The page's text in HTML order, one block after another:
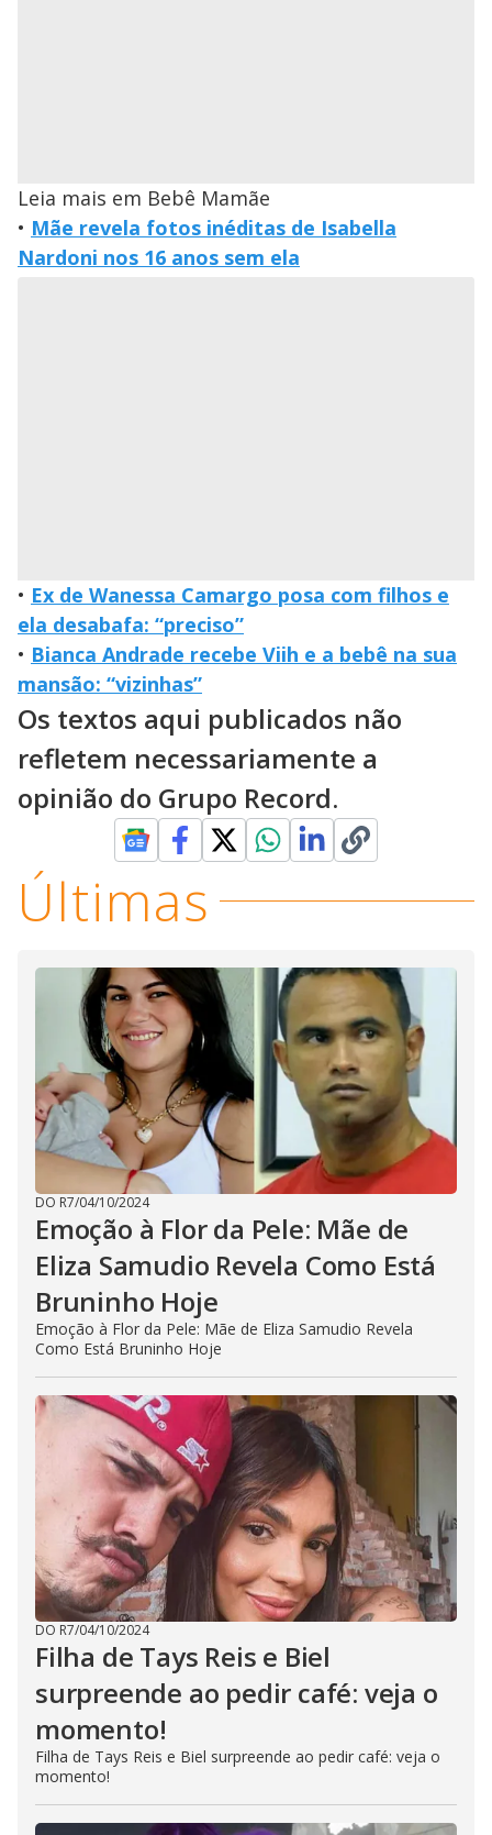
Leia mais em Bebê Mamãe
• Mãe revela fotos inéditas de Isabella
Nardoni nos 16 anos sem ela
• Ex de Wanessa Camargo posa com filhos e
ela desabafa: “preciso”
• Bianca Andrade recebe Viih e a bebê na sua
mansão: “vizinhas”
Os textos aqui publicados não
refletem necessariamente a
opinião do Grupo Record.
Últimas
DO R7/04/10/2024
Emoção à Flor da Pele: Mãe de
Eliza Samudio Revela Como Está
Bruninho Hoje
Emoção à Flor da Pele: Mãe de Eliza Samudio Revela
Como Está Bruninho Hoje
DO R7/04/10/2024
Filha de Tays Reis e Biel
surpreende ao pedir café: veja o
momento!
Filha de Tays Reis e Biel surpreende ao pedir café: veja o
momento!